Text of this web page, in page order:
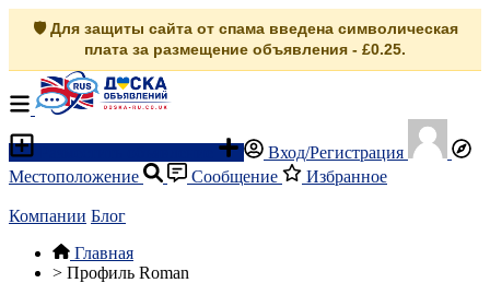
🛡️ Для защиты сайта от спама введена символическая
плата за размещение объявления - £0.25.
Вход/Регистрация
Местоположение
Сообщение Избранное
Компании Блог
Главная
> Профиль Roman